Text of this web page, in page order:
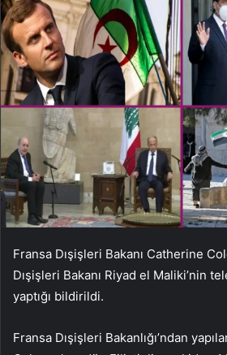
Fransa Dışişleri Bakanı Catherine
Dışişleri Bakanı Riyad el Maliki’nin
yaptığı bildirildi.
Fransa Dışişleri Bakanlığı’ndan